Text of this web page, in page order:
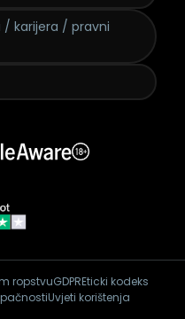
/ karijera / pravni
ropstvuGDPREticki kodeks
Uvjeti korištenja